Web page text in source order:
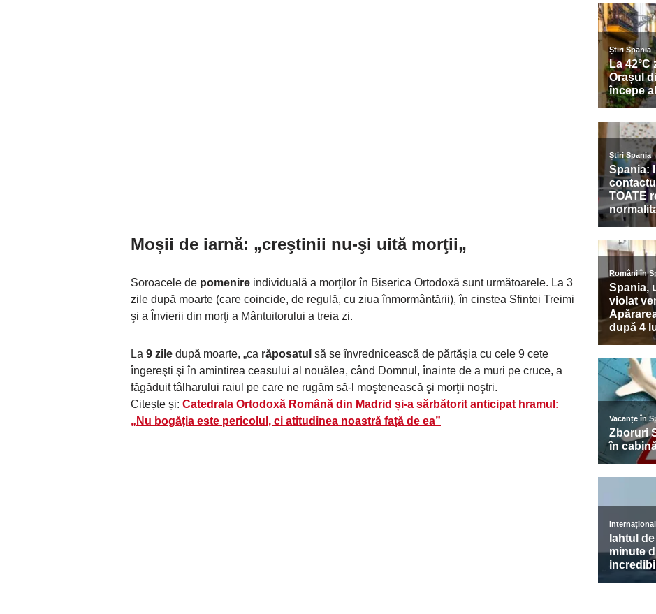
Moșii de iarnă: „creştinii nu-şi uită morţii„
Soroacele de pomenire individuală a morţilor în Biserica Ortodoxă sunt următoarele. La 3
zile după moarte (care coincide, de regulă, cu ziua înmormântării), în cinstea Sfintei Treimi
şi a Învierii din morţi a Mântuitorului a treia zi.
La 9 zile după moarte, „ca răposatul să se învrednicească de părtăşia cu cele 9 cete
îngereşti şi în amintirea ceasului al nouălea, când Domnul, înainte de a muri pe cruce, a
făgăduit tâlharului raiul pe care ne rugăm să-l moştenească şi morţii noştri.
Citește și: Catedrala Ortodoxă Română din Madrid și-a sărbătorit anticipat hramul:
„Nu bogăția este pericolul, ci atitudinea noastră față de ea”